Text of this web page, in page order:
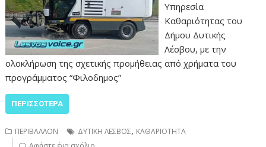
Υπηρεσία
Καθαριότητας του
Δήμου Δυτικής
Λέσβου, με την
ολοκλήρωση της σχετικής προμήθειας από χρήματα του
προγράμματος “Φιλοδημος”
ΠΕΡΙΣΣΌΤΕΡΑ
ΠΕΡΙΒΑΛΛΟΝ ΔΥΤΙΚΗ ΛΕΣΒΟΣ, ΚΑΘΑΡΙΟΤΗΤΑ